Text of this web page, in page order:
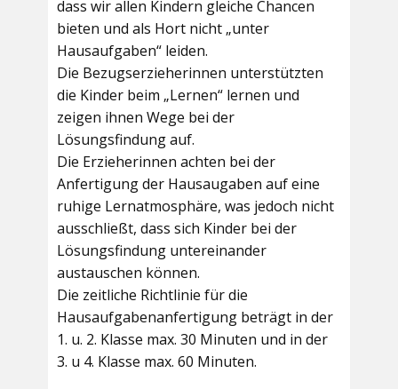
dass wir allen Kindern gleiche Chancen
bieten und als Hort nicht „unter
Hausaufgaben“ leiden.
Die Bezugserzieherinnen unterstützten
die Kinder beim „Lernen“ lernen und
zeigen ihnen Wege bei der
Lösungsfindung auf.
Die Erzieherinnen achten bei der
Anfertigung der Hausaugaben auf eine
ruhige Lernatmosphäre, was jedoch nicht
ausschließt, dass sich Kinder bei der
Lösungsfindung untereinander
austauschen können.
Die zeitliche Richtlinie für die
Hausaufgabenanfertigung beträgt in der
1. u. 2. Klasse max. 30 Minuten und in der
3. u 4. Klasse max. 60 Minuten.